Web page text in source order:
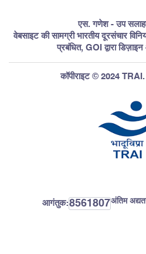
एस. गणेश - उप
वेबसाइट की सामग्री भारतीय दूरसंचार
प्रबंधित, GOI द्वारा
कॉपीराइट © 2024 TRAI.
आगंतुक:8561807अंतिम